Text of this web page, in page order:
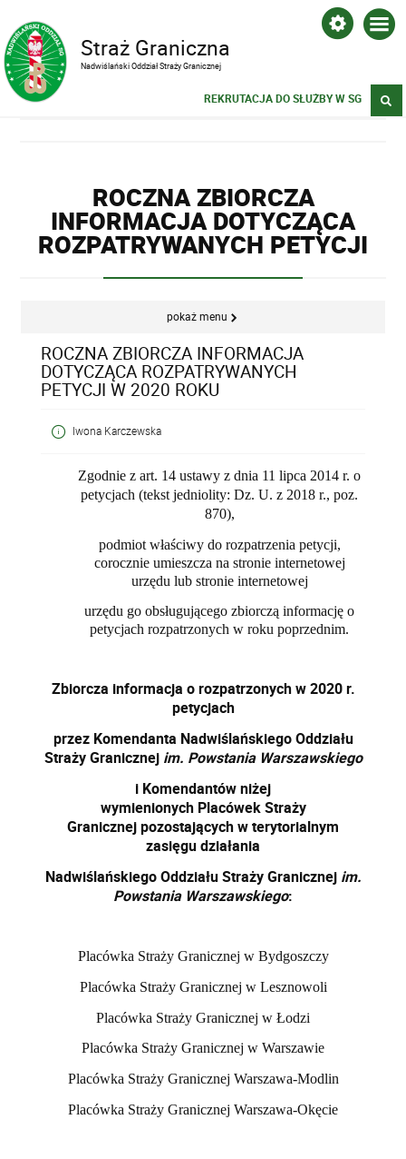
Straż Graniczna
Nadwiślański Oddział Straży Granicznej
REKRUTACJA DO SŁUŻBY W SG
ROCZNA ZBIORCZA
INFORMACJA DOTYCZĄCA
ROZPATRYWANYCH PETYCJI
pokaż menu
ROCZNA ZBIORCZA INFORMACJA
DOTYCZĄCA ROZPATRYWANYCH
PETYCJI W 2020 ROKU
Iwona Karczewska
Zgodnie z art. 14 ustawy z dnia 11 lipca 2014 r. o
petycjach (tekst jedniolity: Dz. U. z 2018 r., poz.
870),
podmiot właściwy do rozpatrzenia petycji,
corocznie umieszcza na stronie internetowej
urzędu lub stronie internetowej
urzędu go obsługującegozbiorczą informację o
petycjach rozpatrzonych w roku poprzednim.
Zbiorcza informacja o rozpatrzonych w 2020 r.
petycjach
przez Komendanta Nadwiślańskiego Oddziału
Straży Granicznej im. Powstania Warszawskiego
i Komendantów niżej
wymienionych Placówek Straży
Granicznej pozostających w terytorialnym
zasięgu działania
Nadwiślańskiego Oddziału Straży Granicznej im.
Powstania Warszawskiego:
Placówka Straży Granicznej w Bydgoszczy
Placówka Straży Granicznej w Lesznowoli
Placówka Straży Granicznej w Łodzi
Placówka Straży Granicznej w Warszawie
Placówka Straży Granicznej Warszawa-Modlin
Placówka Straży Granicznej Warszawa-Okęcie